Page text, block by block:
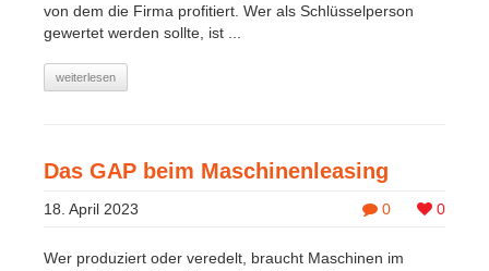
von dem die Firma profitiert. Wer als Schlüsselperson
gewertet werden sollte, ist ...
weiterlesen
Das GAP beim Maschinenleasing
0 0
18. April 2023
Wer produziert oder veredelt, braucht Maschinen im